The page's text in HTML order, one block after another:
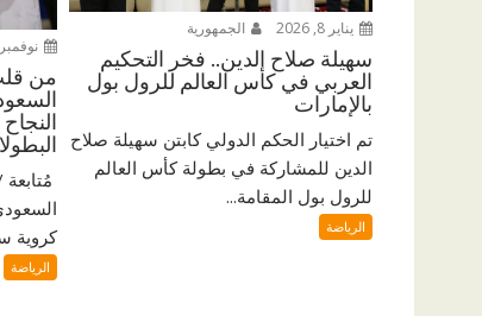
يناير 8, 2026 الجمهورية
سهيلة صلاح الدين.. فخر التحكيم
العربي في كأس العالم للرول بول
بالإمارات
تم اختيار الحكم الدولي كابتن سهيلة صلاح
الدين للمشاركة في بطولة كأس العالم
للرول بول المقامة...
الرياضة
نوفمبر 4,
من
كروية
الرياضة